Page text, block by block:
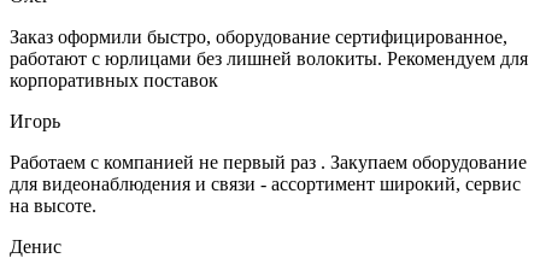
Заказ оформили быстро, оборудование сертифицированное,
работают с юрлицами без лишней волокиты. Рекомендуем для
корпоративных поставок
Игорь
Работаем с компанией не первый раз . Закупаем оборудование
для видеонаблюдения и связи - ассортимент широкий, сервис
на высоте.
Денис